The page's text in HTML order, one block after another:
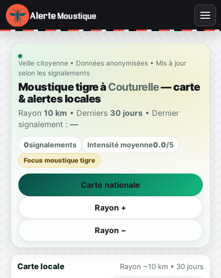
Veille citoyenne • Données anonymisées • Mis à jour
selon les signalements
Moustique tigre àCouturelle— carte
& alertes locales
Rayon 10 km • Derniers 30 jours • Dernier
signalement : —
0signalements Intensité moyenne0.0/5
Focus moustique tigre
Carte nationale
Rayon +
Rayon −
Carte locale Rayon ~10 km • 30 jours